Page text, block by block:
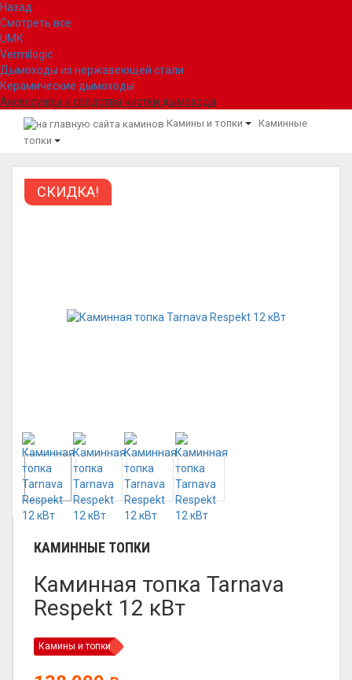
Назад
Смотреть все
UMK
Vermilogic
Дымоходы из нержавеющей стали
Керамические дымоходы
Аксессуары и средства чистки дымохода
Камины и топки
Каминные
топки
СКИДКА!
КАМИННЫЕ ТОПКИ
Каминная топка Tarnava
Respekt 12 кВт
Камины и топки